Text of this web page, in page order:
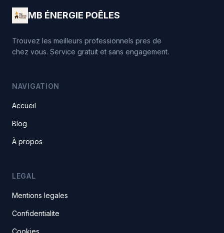
MB ÉNERGIE POÊLES
Trouvez les meilleurs professionnels pres de
chez vous. Service gratuit et sans engagement.
NAVIGATION
Accueil
Blog
À propos
LEGAL
Mentions legales
Confidentialite
Cookies